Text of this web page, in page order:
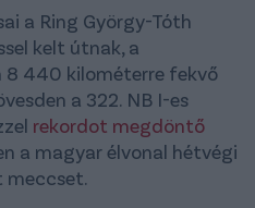
a Ring György-Tóth
kelt útnak, a
8 440 kilométerre fekvő
a 322. NB I-es
rekordot megdöntő
a magyar élvonal hétvégi
meccset.